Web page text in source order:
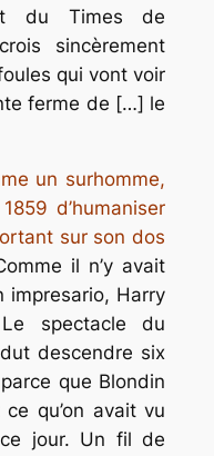
du Times de
sincèrement
qui vont voir
ferme de […] le
un surhomme,
d’humaniser
sur son dos
il n’y avait
impresario, Harry
spectacle du
descendre six
que Blondin
qu’on avait vu
jour. Un fil de